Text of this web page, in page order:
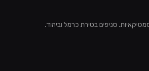
סניפים בטירת כרמל וביהוד.